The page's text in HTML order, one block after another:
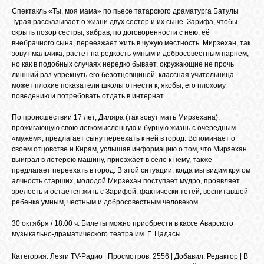
ФОРУМ
ГОСТЕВАЯ
ФОТО
МУЗЫКА
САЙТЫ
Спектакль «Ты, моя мама» по пьесе татарского драматурга Батулы
Турая рассказывает о жизни двух сестер и их сыне. Зарифа, чтобы
скрыть позор сестры, забрав, по договоренности с нею, её
внебрачного сына, переезжает жить в чужую местность. Мирзехан, так
зовут мальчика, растет на редкость умным и добросовестным парнем,
но как в подобных случаях нередко бывает, окружающие не прочь
лишний раз упрекнуть его безотцовщиной, классная учительница
может плохие показатели школы отнести к, якобы, его плохому
поведению и потребовать отдать в интернат...
По происшествии 17 лет, Диляра (так зовут мать Мирзехана),
прожигающую свою легкомысленную и бурную жизнь с очередным
«мужем», предлагает сыну переехать к ней в город. Вспоминает о
своем отцовстве и Кирам, услышав информацию о том, что Мирзехан
выиграл в лотерею машину, приезжает в село к нему, также
предлагает переехать в город. В этой ситуации, когда мы видим кругом
алчность старших, молодой Мирзехан поступает мудро, проявляет
зрелость и остается жить с Зарифой, фактически тетей, воспитавшей
ребенка умным, честным и добросовестным человеком.
30 октября / 18.00 ч. Билеты можно приобрести в кассе Аварского
музыкально-драматического театра им. Г. Цадасы.
Категория: Лезги TV-Радио Просмотров: 2556 | Добавил: Редактор
В